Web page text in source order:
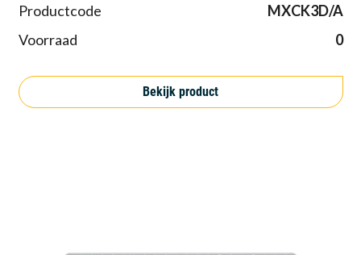
Productcode
MXCK3D/A
Voorraad
0
Bekijk product